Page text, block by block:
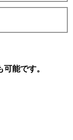
能です。